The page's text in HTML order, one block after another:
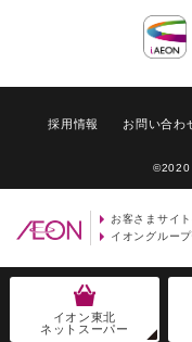
イオン東北
ネットスーパー
採用情報 お問い合わ
©2020
お客さまサイ
イオングルー